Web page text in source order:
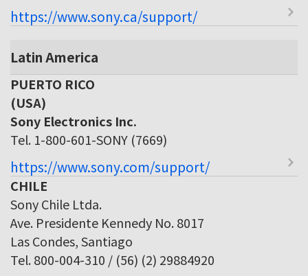
https://www.sony.ca/support/
Latin America
PUERTO RICO
(USA)
Sony Electronics Inc.
Tel. 1-800-601-SONY (7669)
https://www.sony.com/support/
CHILE
Sony Chile Ltda.
Ave. Presidente Kennedy No. 8017
Las Condes, Santiago
Tel. 800-004-310 / (56) (2) 29884920